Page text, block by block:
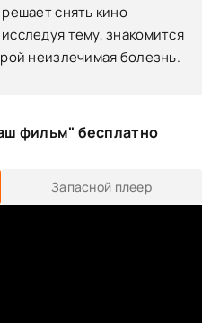
снять кино
тему, знакомится
неизлечимая болезнь.
фильм" бесплатно
Запасной плеер